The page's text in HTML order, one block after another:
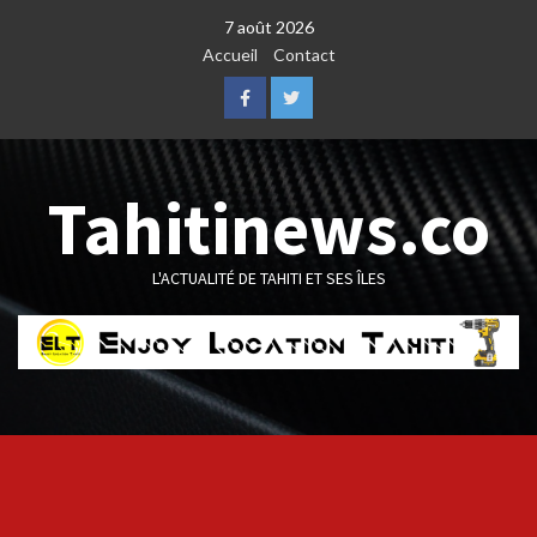
7 août 2026
Accueil
Contact
FacebookTwitter
Tahitinews.co
L'ACTUALITÉ DE TAHITI ET SES ÎLES